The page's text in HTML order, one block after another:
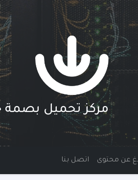
مركز تحميل بصمة
عن محتوى اتصل بنا